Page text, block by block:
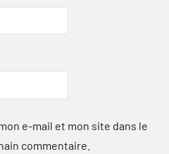
e-mail et mon site dans le
commentaire.